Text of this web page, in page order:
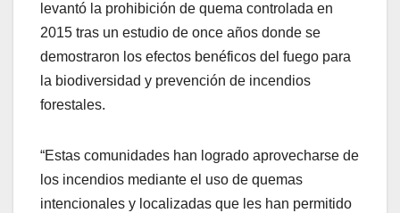
levantó la prohibición de quema controlada en
2015 tras un estudio de once años donde se
demostraron los efectos benéficos del fuego para
la biodiversidad y prevención de incendios
forestales.
“Estas comunidades han logrado aprovecharse de
los incendios mediante el uso de quemas
intencionales y localizadas que les han permitido